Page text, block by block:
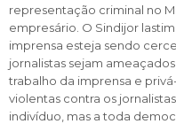
representação criminal no
empresário. O Sindijor
imprensa esteja sendo
jornalistas sejam
trabalho da imprensa e
violentas contra os
indivíduo, mas a toda